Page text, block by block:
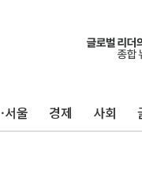
서울 경제 사회